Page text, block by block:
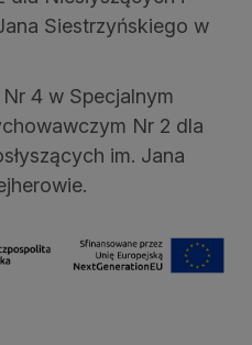
Siestrzyńskiego w
4 w Specjalnym
Nr 2 dla
im. Jana